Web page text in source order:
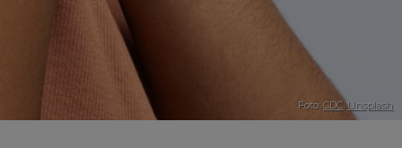
Foto: CDC,Unsplash